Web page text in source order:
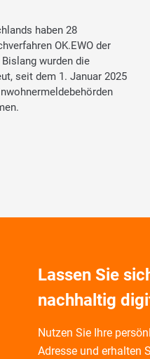
haben 28
OK.EWO der
wurden die
seit dem 1. Januar 2025
Lassen Sie
nachhaltig
Nutzen Sie Ihre
Adresse und erhalten